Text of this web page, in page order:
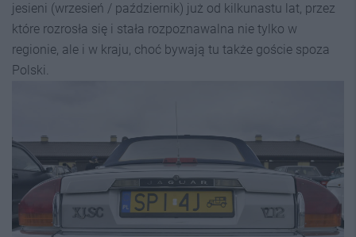
jesieni (wrzesień / październik) już od kilkunastu lat, przez
które rozrosła się i stała rozpoznawalna nie tylko w
regionie, ale i w kraju, choć bywają tu także goście spoza
Polski.